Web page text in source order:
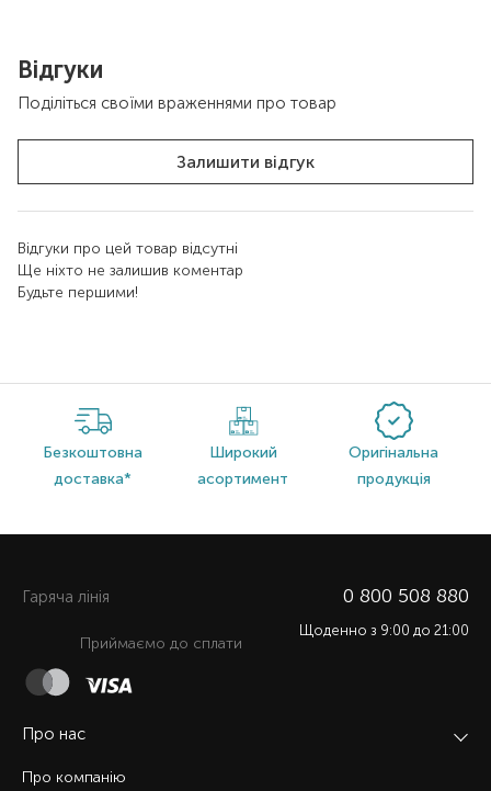
Відгуки
Поділіться своїми враженнями про товар
Залишити відгук
Відгуки про цей товар відсутні
Ще ніхто не залишив коментар
Будьте першими!
Безкоштовна
доставка*
Широкий
асортимент
Оригінальна
продукція
Про нас
Про компанію
Гаряча лiнiя 0 800 508 880
Щоденно з 9:00 до 21:00
Приймаємо до сплати